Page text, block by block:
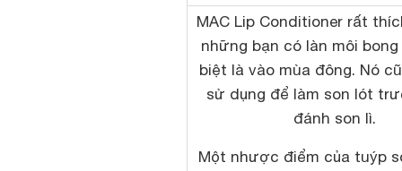
MAC Lip Conditioner rất
những bạn có làn môi
biệt là vào mùa đông. Nó
sử dụng để làm son lót
đánh son lì.
Một nhược điểm của tuýp